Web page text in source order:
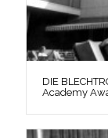
DIE
Academy